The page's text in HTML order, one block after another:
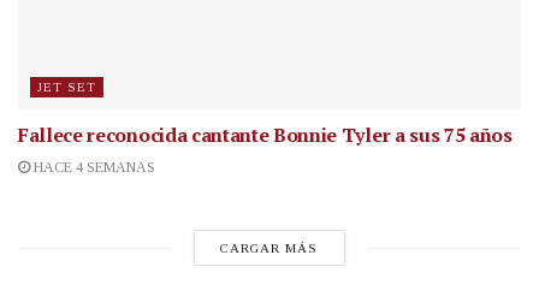
JET SET
Fallece reconocida cantanteBonnie Tyler a sus 75 años
HACE 4 SEMANAS
CARGAR MÁS